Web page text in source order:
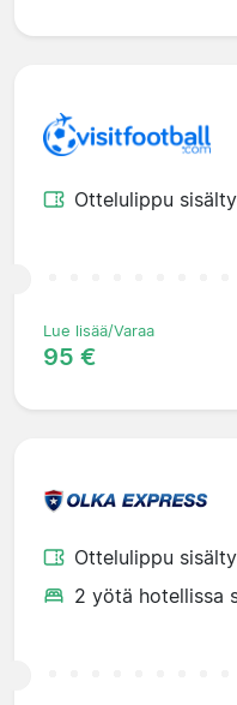
Ottelulippu
Lue lisää/Varaa
95 €
Ottelulippu
2 yötä hotellissa